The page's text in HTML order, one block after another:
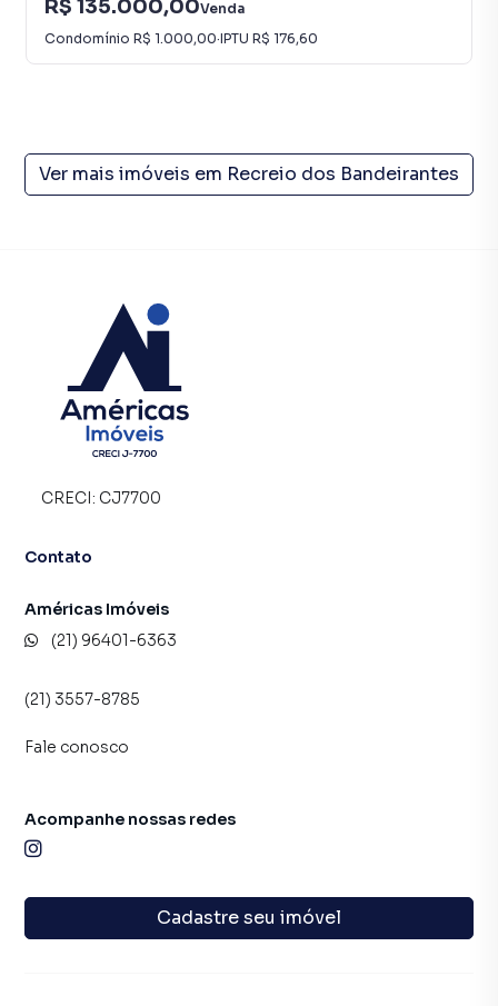
R$ 135.000,00Venda
Condomínio R$ 1.000,00·IPTU R$ 176,60
Ver mais imóveis em Recreio dos Bandeirantes
CRECI: CJ7700
Contato
Américas Imóveis
(21) 96401-6363
(21) 3557-8785
Fale conosco
Cadastre seu imóvel
Acompanhe nossas redes